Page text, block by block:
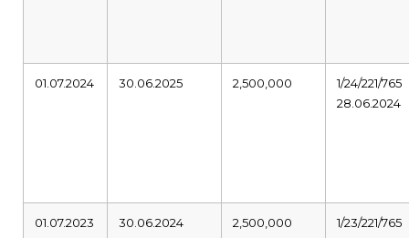
01.07.2024 30.06.2025 2,500,000
1/24/221/765
28.06.2024
01.07.2023 30.06.2024 2,500,000
1/23/221/765